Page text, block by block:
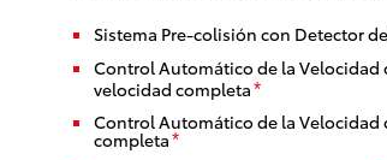
Sistema Pre-colisión con Detector
Control Automático de la Velocidad
velocidad completa*
Control Automático de la Velocidad
completa*